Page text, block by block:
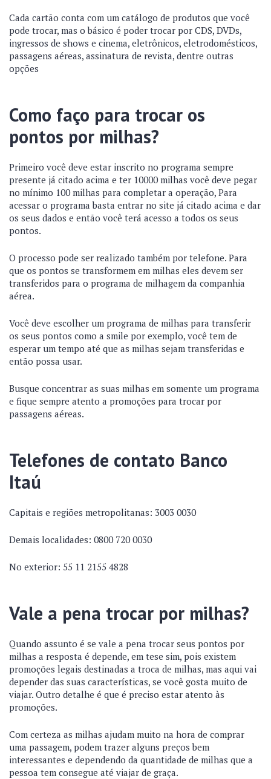
Cada cartão conta com um catálogo de produtos que você
pode trocar, mas o básico é poder trocar por CDS, DVDs,
ingressos de shows e cinema, eletrônicos, eletrodomésticos,
passagens aéreas, assinatura de revista, dentre outras
opções
Como faço para trocar os
pontos por milhas?
Primeiro você deve estar inscrito no programa sempre
presente já citado acima e ter 10000 milhas você deve pegar
no mínimo 100 milhas para completar a operação, Para
acessar o programa basta entrar no site já citado acima e dar
os seus dados e então você terá acesso a todos os seus
pontos.
O processo pode ser realizado também por telefone. Para
que os pontos se transformem em milhas eles devem ser
transferidos para o programa de milhagem da companhia
aérea.
Você deve escolher um programa de milhas para transferir
os seus pontos como a smile por exemplo, você tem de
esperar um tempo até que as milhas sejam transferidas e
então possa usar.
Busque concentrar as suas milhas em somente um programa
e fique sempre atento a promoções para trocar por
passagens aéreas.
Telefones de contato Banco
Itaú
Capitais e regiões metropolitanas: 3003 0030
Demais localidades: 0800 720 0030
No exterior: 55 11 2155 4828
Vale a pena trocar por milhas?
Quando assunto é se vale a pena trocar seus pontos por
milhas a resposta é depende, em tese sim, pois existem
promoções legais destinadas a troca de milhas, mas aqui vai
depender das suas características, se você gosta muito de
viajar. Outro detalhe é que é preciso estar atento às
promoções.
Com certeza as milhas ajudam muito na hora de comprar
uma passagem, podem trazer alguns preços bem
interessantes e dependendo da quantidade de milhas que a
pessoa tem consegue até viajar de graça.